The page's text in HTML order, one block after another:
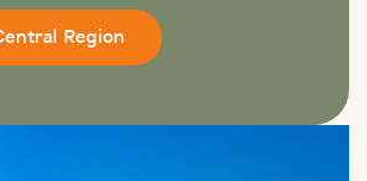
刺激的户外活动完美融合于一体。
Region